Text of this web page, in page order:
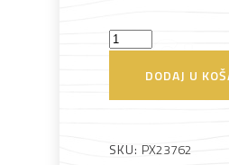
Ključ
DODAJ U
SKU: PX23762